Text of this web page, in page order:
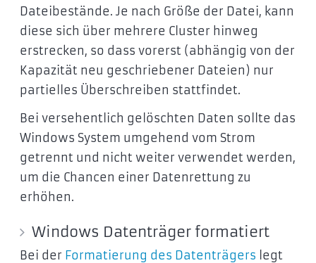
Dateibestände. Je nach Größe der Datei, kann
diese sich über mehrere Cluster hinweg
erstrecken, so dass vorerst (abhängig von der
Kapazität neu geschriebener Dateien) nur
partielles Überschreiben stattfindet.
Bei versehentlich gelöschten Daten sollte das
Windows System umgehend vom Strom
getrennt und nicht weiter verwendet werden,
um die Chancen einer Datenrettung zu
erhöhen.
Windows Datenträger formatiert
Bei der Formatierung des Datenträgers legt